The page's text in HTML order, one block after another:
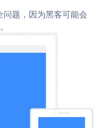
题，因为黑客可能会